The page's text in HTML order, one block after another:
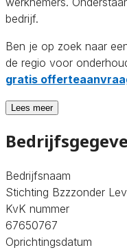
bedrijf.
Ben je op zoek naar
de regio voor
gratis
Lees meer
Bedrijfsnaam
Stichting Bzzzonder
KvK nummer
67650767
Oprichtingsdatum